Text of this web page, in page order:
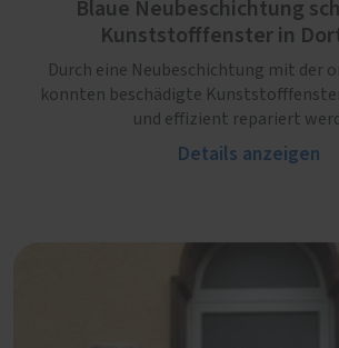
Blaue Neubeschichtung
Kunststofffenster in
Durch eine Neubeschichtung mit der
konnten beschädigte
und effizient repariert
Details anzeigen